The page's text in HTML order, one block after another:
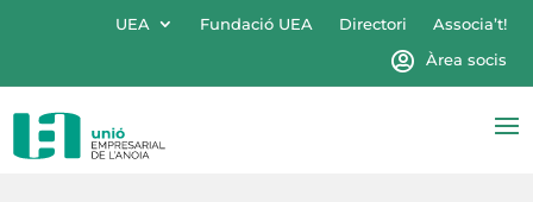
UEA Fundació UEA Directori
Associa’t!
Àrea socis